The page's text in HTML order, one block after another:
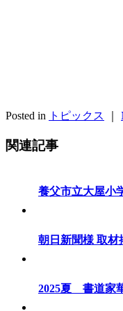
Posted in トピックス
関連記事
養父市立大屋小
朝日新聞様 取材
2025夏 書道家